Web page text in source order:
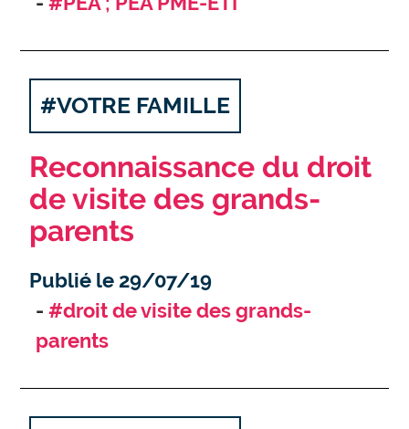
#VOTRE FAMILLE
Reconnaissance du droit
de visite des grands-
parents
Publié le 29/07/19
#droit de visite des grands-
parents